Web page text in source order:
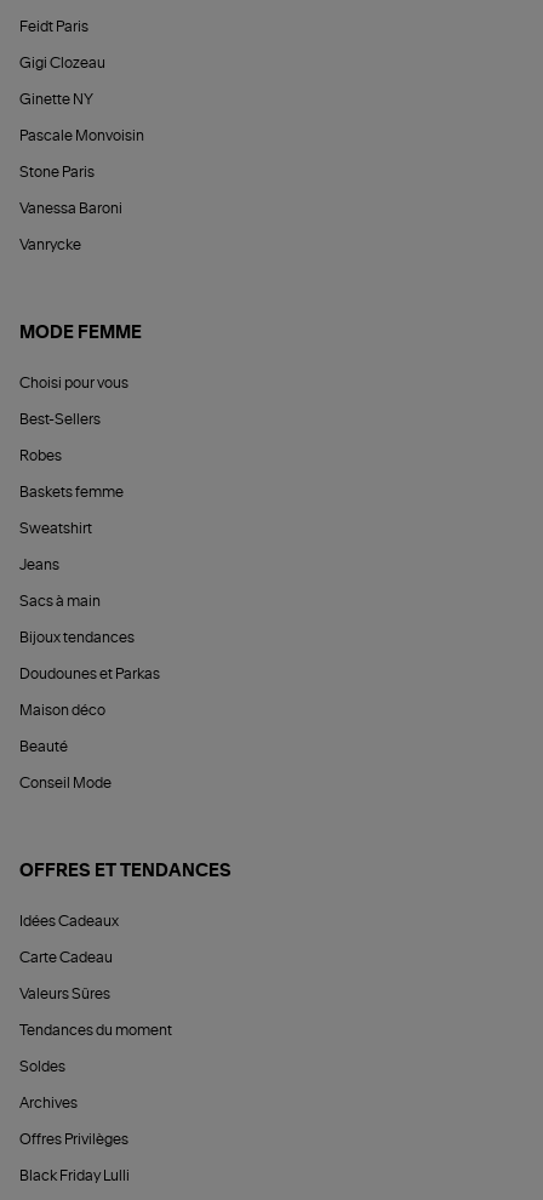
Feidt Paris
Gigi Clozeau
Ginette NY
Pascale Monvoisin
Stone Paris
Vanessa Baroni
Vanrycke
MODE FEMME
Choisi pour vous
Best-Sellers
Robes
Baskets femme
Sweatshirt
Jeans
Sacs à main
Bijoux tendances
Doudounes et Parkas
Maison déco
Beauté
Conseil Mode
OFFRES ET TENDANCES
Idées Cadeaux
Carte Cadeau
Valeurs Sûres
Tendances du moment
Soldes
Archives
Offres Privilèges
Black Friday Lulli